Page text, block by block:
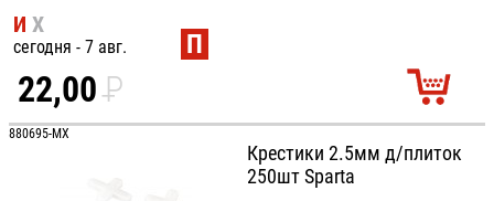
И Х
сегодня - 7 авг. П
22,00P
УБ.
880695-MX
Крестики 2.5мм д/плиток
250шт Sparta